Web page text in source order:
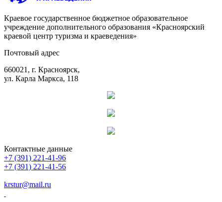
Краевое государственное бюджетное образовательное
учреждение дополнительного образования «Красноярский
краевой центр туризма и краеведения»
Почтовый адрес
660021, г. Красноярск,
ул. Карла Маркса, 118
Контактные данные
+7 (391) 221-41-96
+7 (391) 221-41-56
krstur@mail.ru